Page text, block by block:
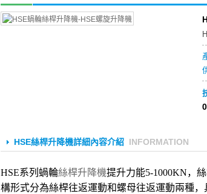
HSE絲桿升降機詳細內容介紹 INFORMATION
HSE系列蝸輪絲桿升降機提升力能5-1000KN，
構形式分為絲桿往返運動和螺母往返運動兩種，